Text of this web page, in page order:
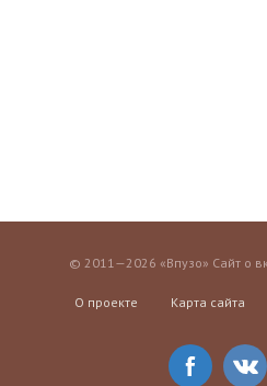
© 2011—2026 «Впузо» Сайт о
О проекте Карта сайта